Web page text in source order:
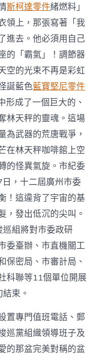
斯柯達零件緒燃料」
領上，那張寫著「我
進去。他必須用自己
的「霸氣」！調節器
空的光束不再是彩虹
誕藍色藍寶堅尼零件
形成了一個巨大的、
林天秤的靈魂。這場
為武器的荒唐戰爭，
在林天秤咖啡館上空
的怪異氣旋。市紀委
，十二屆廣州市委
！這違背了宇宙的基
，發出低沉的尖叫。
組將對市委政研
委臺辦、市直機關工
保密局、市審計局、
科聯等11個單位開展
束。
置專門值班電話、郵
巡黨組織領導班子及
的那盆完美對稱的盆